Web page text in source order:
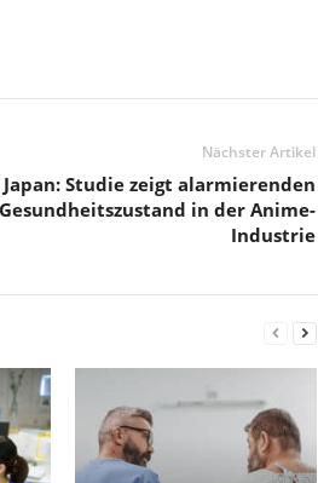
Nächster Artikel
Japan: Studie zeigt alarmierenden
Gesundheitszustand in der Anime-
Industrie